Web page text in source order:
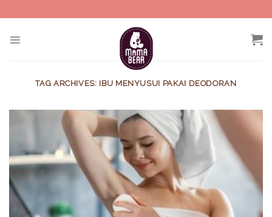
to
TAG ARCHIVES: IBU MENYUSUI PAKAI DEODORAN